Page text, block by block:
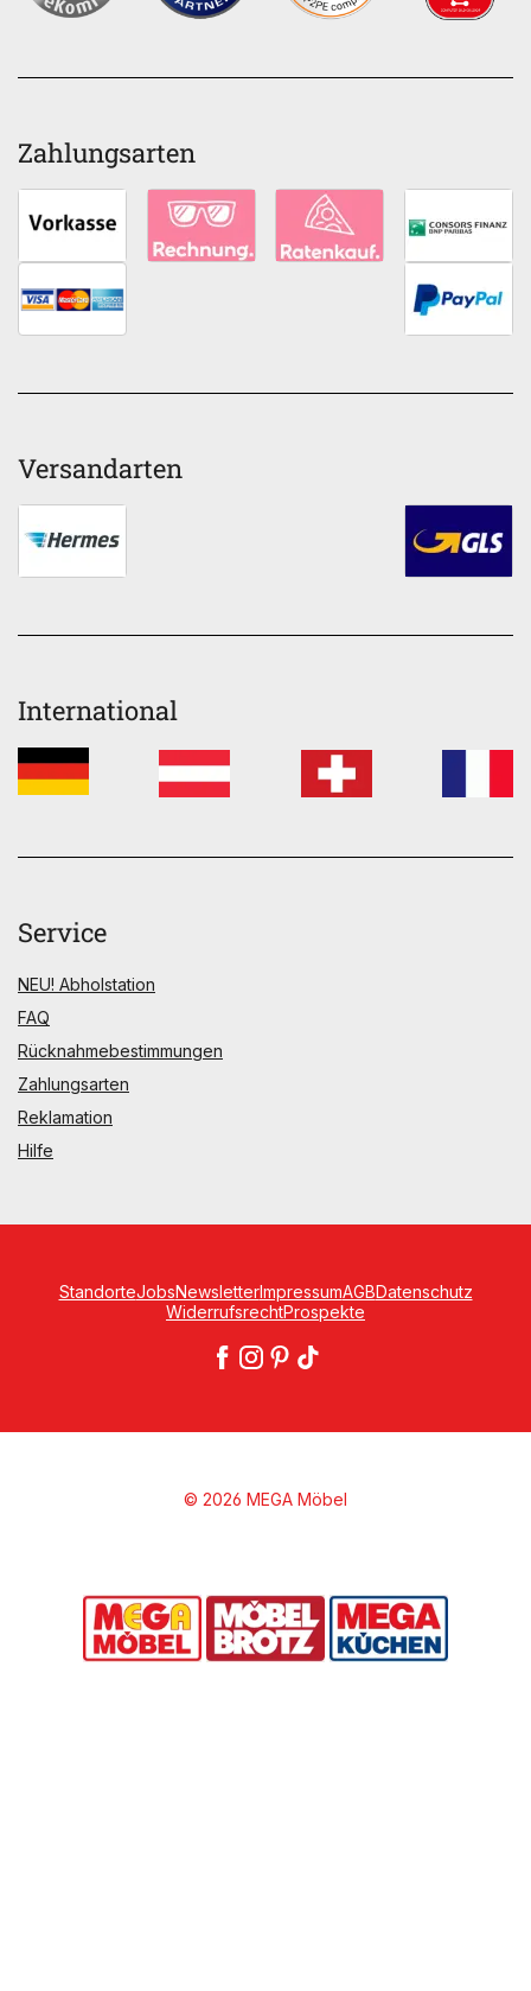
Zahlungsarten
Versandarten
International
Service
NEU! Abholstation
FAQ
Rücknahmebestimmungen
Zahlungsarten
Reklamation
Hilfe
StandorteJobsNewsletterImpressumAGBDatenschutz
WiderrufsrechtProspekte
© 2026 MEGA Möbel